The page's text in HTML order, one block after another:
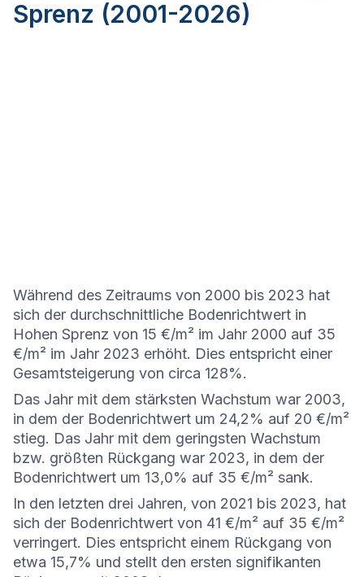
Sprenz (2001-2026)
Während des Zeitraums von 2000 bis 2023 hat
sich der durchschnittliche Bodenrichtwert in
Hohen Sprenz von 15 €/m² im Jahr 2000 auf 35
€/m² im Jahr 2023 erhöht. Dies entspricht einer
Gesamtsteigerung von circa 128%.
Das Jahr mit dem stärksten Wachstum war 2003,
in dem der Bodenrichtwert um 24,2% auf 20 €/m²
stieg. Das Jahr mit dem geringsten Wachstum
bzw. größten Rückgang war 2023, in dem der
Bodenrichtwert um 13,0% auf 35 €/m² sank.
In den letzten drei Jahren, von 2021 bis 2023, hat
sich der Bodenrichtwert von 41 €/m² auf 35 €/m²
verringert. Dies entspricht einem Rückgang von
etwa 15,7% und stellt den ersten signifikanten